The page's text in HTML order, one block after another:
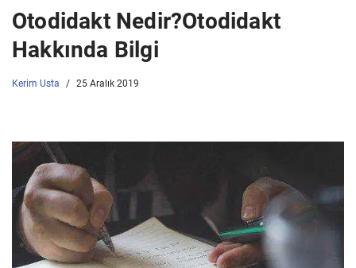
Otodidakt Nedir?Otodidakt
Hakkında Bilgi
Kerim Usta 25 Aralık 2019